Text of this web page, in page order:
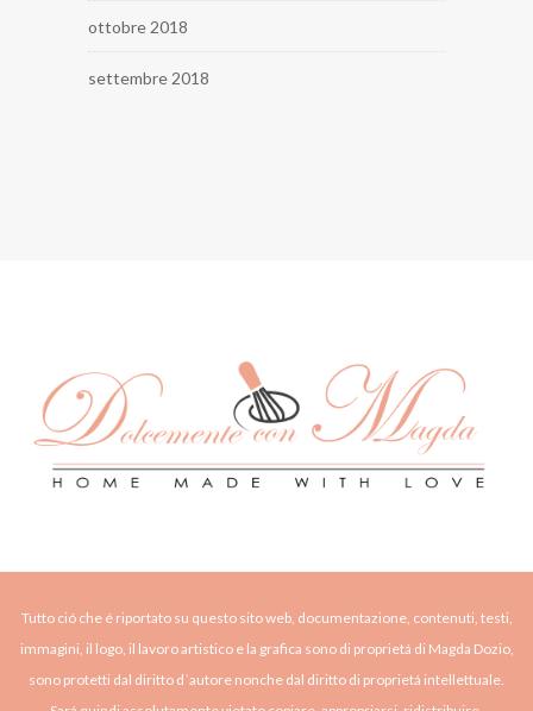
ottobre 2018
settembre 2018
Tutto ció che é riportato su questo sito web, documentazione, contenuti, testi,
immagini, il logo, il lavoro artistico e la grafica sono di proprietá di Magda Dozio,
sono protetti dal diritto d´autore nonche dal diritto di proprietá intellettuale.